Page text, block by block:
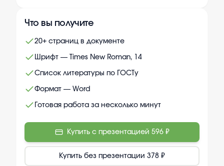
Что вы получите
20+ страниц в документе
Шрифт — Times New Roman, 14
Список литературы по ГОСТу
Формат — Word
Готовая работа за несколько минут
Купить с презентацией 596 ₽
Купить без презентации 378 ₽